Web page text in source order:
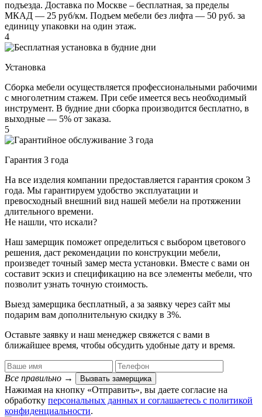
подъезда. Доставка по Москве – бесплатная, за пределы
МКАД — 25 руб/км. Подъем мебели без лифта — 50 руб. за
единицу упаковки на один этаж.
4
Установка
Сборка мебели осуществляется профессиональными рабочими
с многолетним стажем. При себе имеется весь необходимый
инструмент. В будние дни сборка производится бесплатно, в
выходные — 5% от заказа.
5
Гарантия 3 года
На все изделия компании предоставляется гарантия сроком 3
года. Мы гарантируем удобство эксплуатации и
превосходный внешний вид нашей мебели на протяжении
длительного времени.
Не нашли, что искали?
Наш замерщик поможет определиться с выбором цветового
решения, даст рекомендации по конструкции мебели,
произведет точный замер места установки. Вместе с вами он
составит эскиз и спецификацию на все элементы мебели, что
позволит узнать точную стоимость.
Выезд замерщика бесплатный, а за заявку через сайт мы
подарим вам дополнительную скидку в 3%.
Оставьте заявку и наш менеджер свяжется с вами в
ближайшее время, чтобы обсудить удобные дату и время.
Все правильно → Вызвать замерщика
Нажимая на кнопку «Отправить», вы даете согласие на
обработку персональных данных​ и соглашаетесь c политикой
конфиденциальности.